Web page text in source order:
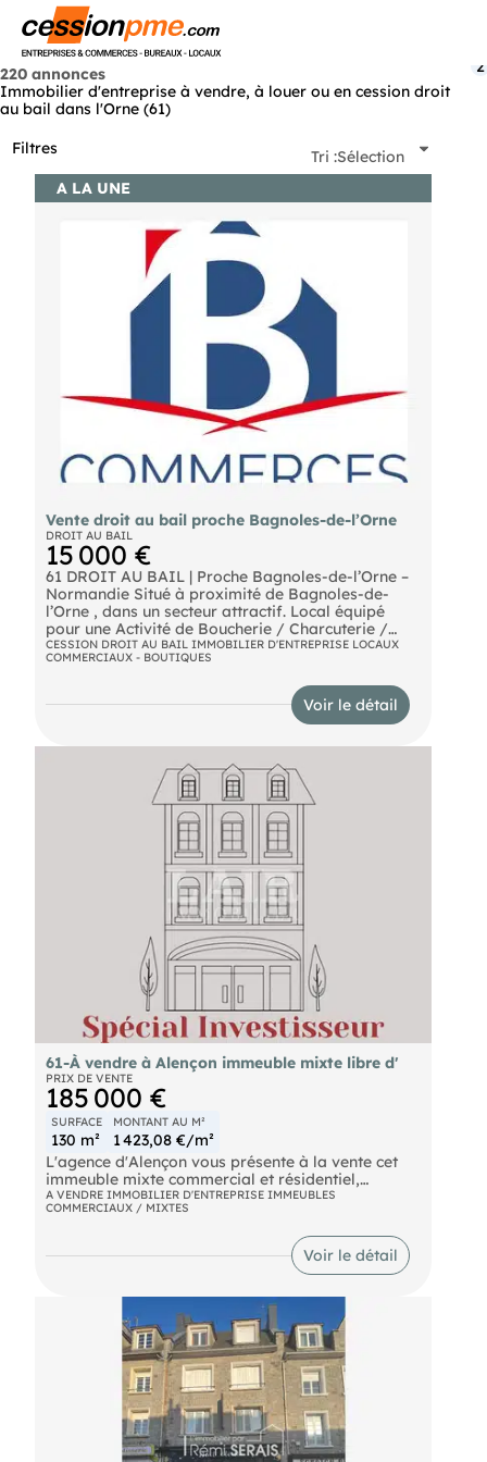
220 annonces
Immobilier d'entreprise à vendre, à louer ou en cession droit
au bail dans l'Orne (61)
Filtres
2
Tri :Sélection
A LA UNE
Vente droit au bail proche Bagnoles-de-l’Orne
DROIT AU BAIL
15 000 €
61 DROIT AU BAIL | Proche Bagnoles-de-l’Orne –
Normandie Situé à proximité de Bagnoles-de-
l’Orne , dans un secteur attractif. Local équipé
pour une Activité de Boucherie / Charcuterie /
Traiteur avec : Magasin climatisé Vitrine
traditionnelle réfrigérée 2 chambres froides
équipé pour la fabrication charcuterie traiteur
Ensemble du matériel en état de fonctionnement
Possibilité d’acquérir les murs Aide régionale à
l’installation potentiellement mobilisable Belle
opportunité d’installation à coût maîtrisé. Une
visite s’impose. Plus d’informations sur demande.
CESSION DROIT AU BAIL IMMOBILIER D'ENTREPRISE LOCAUX
COMMERCIAUX - BOUTIQUES
Voir le détail
61-À vendre à Alençon immeuble mixte libre d'
PRIX DE VENTE
185 000 €
SURFACE
130 m²
MONTANT AU M²
1 423,08 €/m²
L'agence d'Alençon vous présente à la vente cet
immeuble mixte commercial et résidentiel,
entièrement libre de toute occupation.
Emplacement n°1 situé à l'entrée d'une rue
piétonne commerçante, d'une grande ville de
l'Orne, à proximité immédiate de grandes
enseignes nationales. Potentiel locatif, un local
réhabiliter selon vos projets. Gros oeuvre en bon
état, toiture en grande partie neuve. Un produit
rare, idéal pour les investisseurs à la recherche de
rentabilité et de valeur patrimoniale. .
A VENDRE IMMOBILIER D'ENTREPRISE IMMEUBLES
COMMERCIAUX / MIXTES
Voir le détail